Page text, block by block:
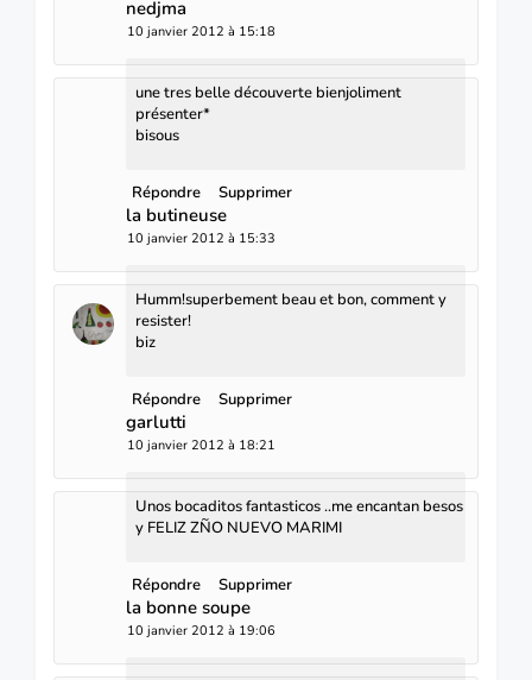
nedjma
10 janvier 2012 à 15:18
une tres belle découverte bienjoliment
présenter*
bisous
Répondre Supprimer
la butineuse
10 janvier 2012 à 15:33
Humm!superbement beau et bon, comment y
resister!
biz
Répondre Supprimer
garlutti
10 janvier 2012 à 18:21
Unos bocaditos fantasticos ..me encantan besos
y FELIZ ZÑO NUEVO MARIMI
Répondre Supprimer
la bonne soupe
10 janvier 2012 à 19:06